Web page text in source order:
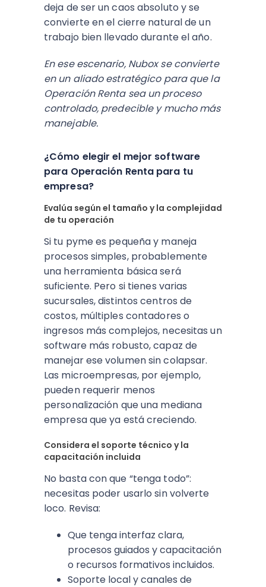
deja de ser un caos absoluto y se
convierte en el cierre natural de un
trabajo bien llevado durante el año.
En ese escenario, Nubox se convierte
en un aliado estratégico para que la
Operación Renta sea un proceso
controlado, predecible y mucho más
manejable.
¿Cómo elegir el mejor software
para Operación Renta para tu
empresa?
Evalúa según el tamaño y la complejidad
de tu operación
Si tu pyme es pequeña y maneja
procesos simples, probablemente
una herramienta básica será
suficiente. Pero si tienes varias
sucursales, distintos centros de
costos, múltiples contadores o
ingresos más complejos, necesitas un
software más robusto, capaz de
manejar ese volumen sin colapsar.
Las microempresas, por ejemplo,
pueden requerir menos
personalización que una mediana
empresa que ya está creciendo.
Considera el soporte técnico y la
capacitación incluida
No basta con que “tenga todo”:
necesitas poder usarlo sin volverte
loco. Revisa:
Que tenga interfaz clara,
procesos guiados y capacitación
o recursos formativos incluidos.​
Soporte local y canales de